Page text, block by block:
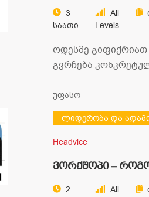
3
Საათი
All
Levels
ოდესმე
გვრჩება
ხანგრძლივად?
პასუხს
უფასო
ლიდერობა და
Headvice
ვორქშოპი –
ტექნიკები
2
All